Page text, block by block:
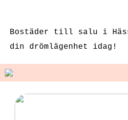
Bostäder till salu i
din drömlägenhet idag!